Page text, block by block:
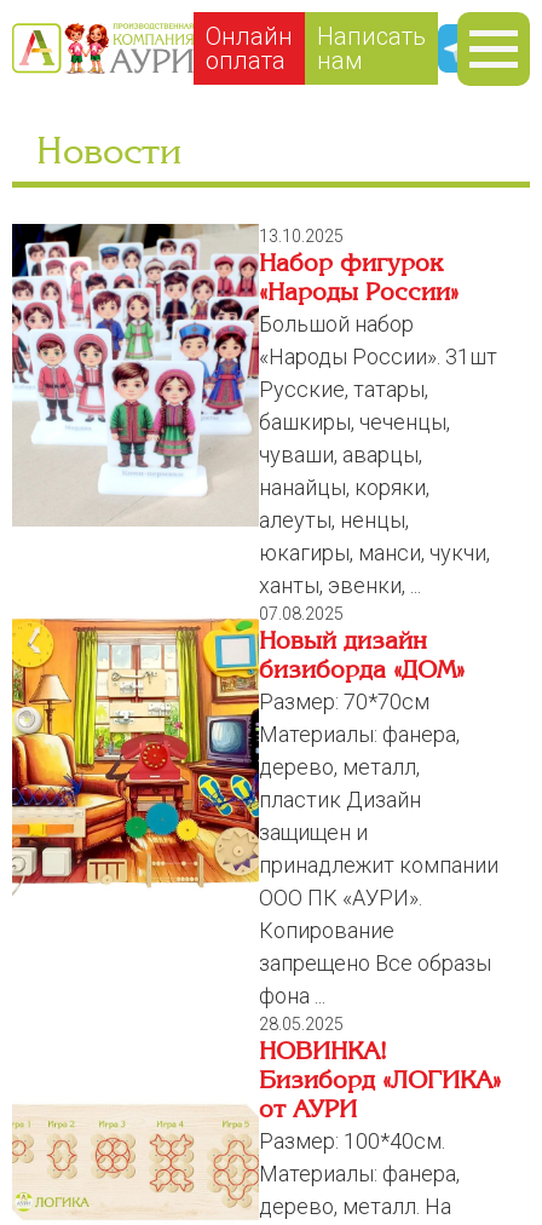
Онлайн
оплата
Написать
нам
Новости
13.10.2025
Набор фигурок
«Народы России»
Большой набор
«Народы России». 31шт
Русские, татары,
башкиры, чеченцы,
чуваши, аварцы,
нанайцы, коряки,
алеуты, ненцы,
юкагиры, манси, чукчи,
ханты, эвенки, ...
07.08.2025
Новый дизайн
бизиборда «ДОМ»
Размер: 70*70см
Материалы: фанера,
дерево, металл,
пластик Дизайн
защищен и
принадлежит компании
ООО ПК «АУРИ».
Копирование
запрещено Все образы
фона ...
28.05.2025
НОВИНКА!
Бизиборд «ЛОГИКА»
от АУРИ
Размер: 100*40см.
Материалы: фанера,
дерево, металл. На